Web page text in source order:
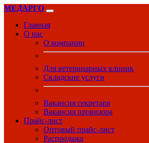
МЕДАРГО
Главная
О нас
О компании
Для ветеринарных клиник
Складские услуги
Вакансия секретаря
Вакансия провизора
Прайс-лист
Оптовый прайс-лист
Распродажа